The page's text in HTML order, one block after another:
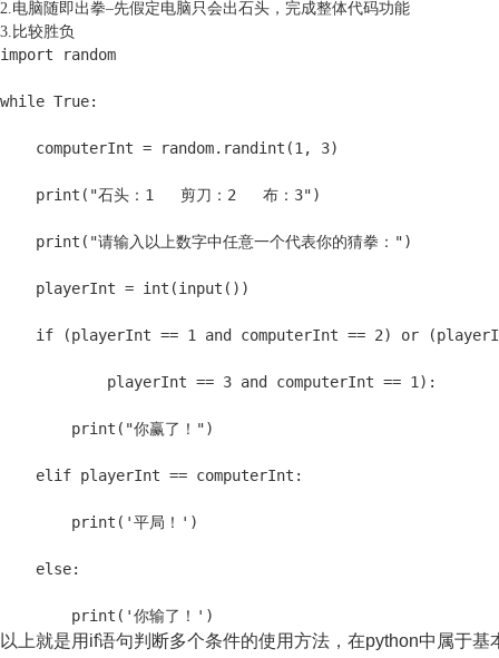
2.电脑随即出拳–先假定电脑只会出石头，完成整体代码功能
3.比较胜负
import random
while True:
computerInt = random.randint(1, 3)
print("石头：1   剪刀：2   布：3")
print("请输入以上数字中任意一个代表你的猜拳：")
playerInt = int(input())
if (playerInt == 1 and computerInt == 2) or
playerInt == 3 and computerInt == 1):
print("你赢了！")
elif playerInt == computerInt:
print('平局！')
else:
print('你输了！')
以上就是用if语句判断多个条件的使用方法，在python中属于